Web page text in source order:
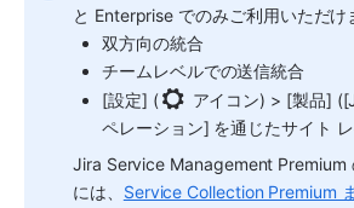
と Enterprise でのみご利用いただけ
双方向の統合
チームレベルでの送信統合
[設定] (
アイコン) > [製品]
ペレーション] を通じたサイト
Jira Service Management Premium
には、 Service Collection Premium